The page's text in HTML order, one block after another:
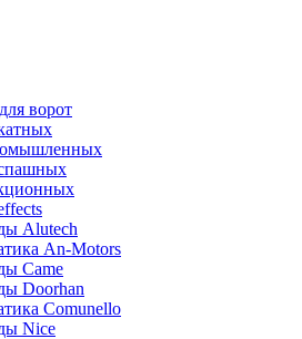
ворот
Alutech
An-Motors
Came
Doorhan
Comunello
Nice